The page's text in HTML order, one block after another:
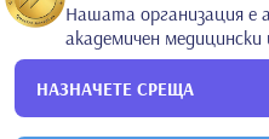
Нашата организация е
академичен
НАЗНАЧЕТЕ СРЕЩА